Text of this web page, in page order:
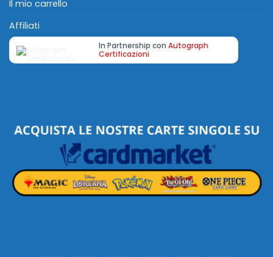
Il mio carrello
Affiliati
In Partnership con Autograph
Certificazioni